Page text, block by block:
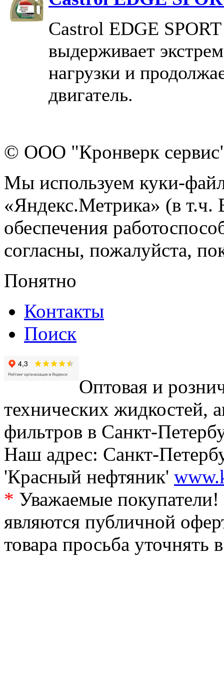
Castrol EDGE
выдерживает
нагрузки и
двигатель.
© ООО "Кронверк
Мы используем куки-
«Яндекс.Метрика» (в т.ч.
обеспечения
согласны, пожалуйста,
Понятно
Контакты
Поиск
Оптовая и
технических жидкостей,
фильтров в Санкт-
Наш адрес: Санкт-
'Красный нефтяник'
* Уважаемые
являются публичной
товара просьба уточнять